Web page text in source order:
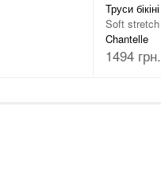
Труси бікіні
Soft stretch
Chantelle
1494 грн.